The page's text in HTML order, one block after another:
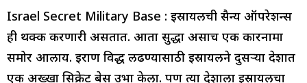
Israel Secret Military Base : इस्रायलची सैन्य ऑपरेशन्स
ही थक्क करणारी असतात. आता सुद्धा असाच एक कारनामा
समोर आलाय. इराण विरुद्ध लढण्यासाठी इस्रायलने दुसऱ्या देशात
एक अख्खा सिक्रेट बेस उभा केला. पण त्या देशाला इस्रायलचा